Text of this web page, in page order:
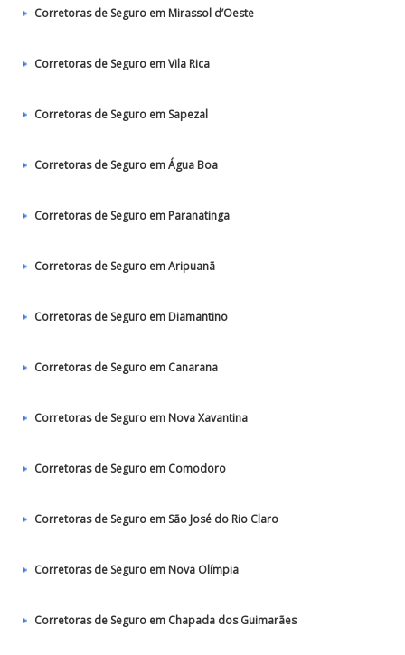
Corretoras de Seguro em Mirassol d’Oeste
Corretoras de Seguro em Vila Rica
Corretoras de Seguro em Sapezal
Corretoras de Seguro em Água Boa
Corretoras de Seguro em Paranatinga
Corretoras de Seguro em Aripuanã
Corretoras de Seguro em Diamantino
Corretoras de Seguro em Canarana
Corretoras de Seguro em Nova Xavantina
Corretoras de Seguro em Comodoro
Corretoras de Seguro em São José do Rio Claro
Corretoras de Seguro em Nova Olímpia
Corretoras de Seguro em Chapada dos Guimarães